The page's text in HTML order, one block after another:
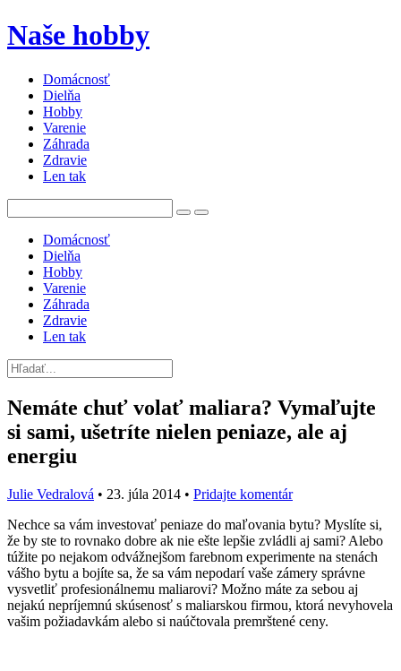
Naše hobby
Domácnosť
Dielňa
Hobby
Varenie
Záhrada
Zdravie
Len tak
Domácnosť
Dielňa
Hobby
Varenie
Záhrada
Zdravie
Len tak
Nemáte chuť volať maliara? Vymaľujte
si sami, ušetríte nielen peniaze, ale aj
energiu
Julie Vedralová • 23. júla 2014 • Pridajte komentár
Nechce sa vám investovať peniaze do maľovania bytu? Myslíte si,
že by ste to rovnako dobre ak nie ešte lepšie zvládli aj sami? Alebo
túžite po nejakom odvážnejšom farebnom experimente na stenách
vášho bytu a bojíte sa, že sa vám nepodarí vaše zámery správne
vysvetliť profesionálnemu maliarovi? Možno máte za sebou aj
nejakú nepríjemnú skúsenosť s maliarskou firmou, ktorá nevyhovela
vašim požiadavkám alebo si naúčtovala premrštené ceny.